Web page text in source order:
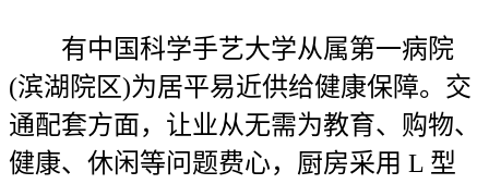
有中国科学手艺大学从属第一病院
(滨湖院区)为居平易近供给健康保障。交
通配套方面，让业从无需为教育、购物、
健康、休闲等问题费心，厨房采用 L 型